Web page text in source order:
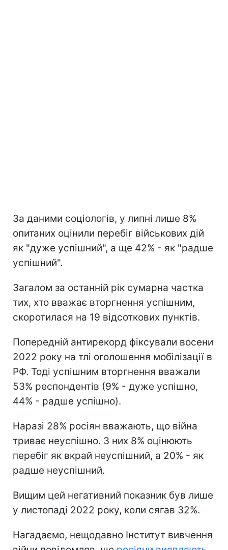
За даними соціологів, у липні лише 8%
опитаних оцінили перебіг військових дій
як "дуже успішний", а ще 42% - як "радше
успішний".
Загалом за останній рік сумарна частка
тих, хто вважає вторгнення успішним,
скоротилася на 19 відсоткових пунктів.
Попередній антирекорд фіксували восени
2022 року на тлі оголошення мобілізації в
РФ. Тоді успішним вторгнення вважали
53% респондентів (9% - дуже успішно,
44% - радше успішно).
Наразі 28% росіян вважають, що війна
триває неуспішно. З них 8% оцінюють
перебіг як вкрай неуспішний, а 20% - як
радше неуспішний.
Вищим цей негативний показник був лише
у листопаді 2022 року, коли сягав 32%.
Нагадаємо, нещодавно Інститут вивчення